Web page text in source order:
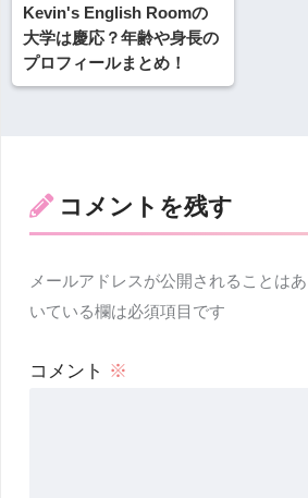
Kevin's English Roomの
大学は慶応？年齢や身長の
プロフィールまとめ！
コメントを残す
メールアドレスが公開されることはあ
いている欄は必須項目です
コメント ※